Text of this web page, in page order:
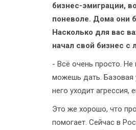
бизнес-эмиграции,
поневоле. Дома они
Насколько для вас
начал свой бизнес с
- Всё очень просто.
можешь дать. Базовая
него уходит агрессия,
Это же хорошо, что
помогает. Сейчас в